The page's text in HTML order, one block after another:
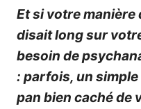
Et si votre manière
disait long sur
besoin de
: parfois, un
pan bien caché de